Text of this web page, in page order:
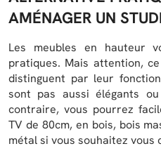
AMÉNAGER UN
Les meubles en hauteur
pratiques. Mais attention,
distinguent par leur
sont pas aussi élégants
contraire, vous pourrez
TV de 80cm, en bois, bois
métal si vous souhaitez